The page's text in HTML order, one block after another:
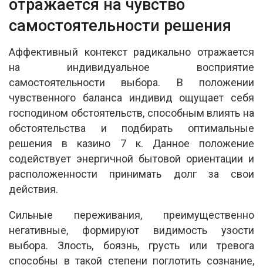
отражается на чувство
самостоятельности решения
Аффективный контекст радикально отражается
на индивидуальное восприятие
самостоятельности выбора. В положении
чувственного баланса индивид ощущает себя
господином обстоятельств, способным влиять на
обстоятельства и подбирать оптимальные
решения в казино 7 к. Данное положение
содействует энергичной бытовой ориентации и
расположенности принимать долг за свои
действия.
Сильные переживания, преимущественно
негативные, формируют видимость узости
выбора. Злость, боязнь, грусть или тревога
способны в такой степени поглотить сознание,